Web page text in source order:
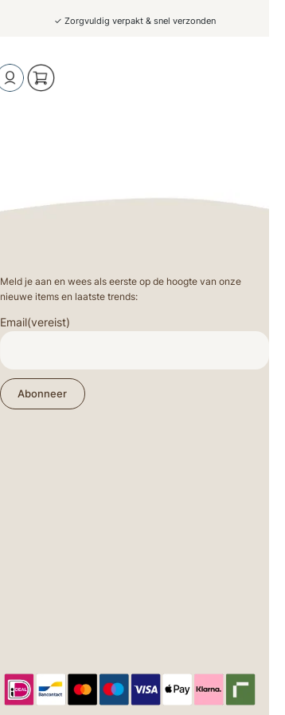
✓ Zorgvuldig verpakt & snel verzonden
Meld je aan en wees als eerste op de hoogte van onze
nieuwe items en laatste trends:
Email(vereist)
Abonneer